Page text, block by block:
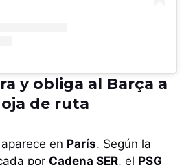
y obliga al Barça a
de ruta
en París. Según la
por Cadena SER, el PSG